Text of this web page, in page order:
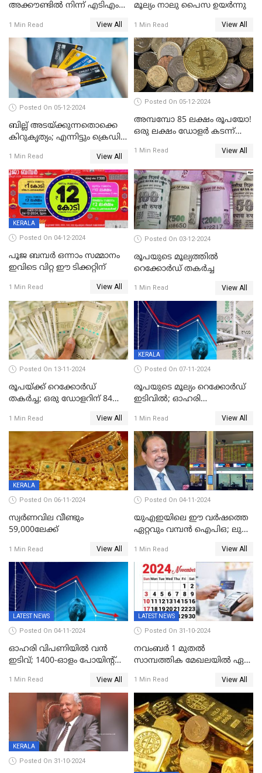
അക്കൗണ്ടിൽ നിന്ന് എടിഎം
1 Min Read View All
മൂല്യം നാലു പൈസ ഉയര്‍ന്നു
1 Min Read View All
Posted On 05-12-2024
ബില്ല് അടയ്ക്കുന്നതൊക്കെ
കിറുകൃത്യം; എന്നിട്ടും ക്രെഡിറ്റ്
കൂടുന്നില്ലേ? കാരണം ഇതാണ്
1 Min Read View All
Posted On 05-12-2024
അമ്പമ്പോ 85 ലക്ഷം രൂപയോ!
ഒരു ലക്ഷം ഡോളർ കടന്ന്
1 Min Read View All
KERALA
Posted On 04-12-2024
പൂജ ബമ്പർ ഒന്നാം സമ്മാനം
ഇവിടെ വിറ്റ ഈ ടിക്കറ്റിന്
1 Min Read View All
Posted On 03-12-2024
രൂപയുടെ മൂല്യത്തില്‍
റെക്കോര്‍ഡ് തകര്‍ച്ച
1 Min Read View All
Posted On 13-11-2024
രൂപയ്ക്ക് റെക്കോർഡ്
തകര്‍ച്ച; ഒരു ഡോളറിന് 84
വിനിമയ മൂല്യം
1 Min Read View All
KERALA
Posted On 07-11-2024
രൂപയുടെ മൂല്യം റെക്കോർഡ്
ഇടിവിൽ; ഓഹരി
സെന്‍സെക്‌സ് 80,000ല്‍
താഴെ
1 Min Read View All
KERALA
Posted On 06-11-2024
സ്വര്‍ണവില വീണ്ടും
59,000ലേക്ക്
1 Min Read View All
Posted On 04-11-2024
യുഎഇയിലെ ഈ വർഷത്തെ
ഏറ്റവും വമ്പൻ ഐപിഒ; ലുലു
സമാപനം,വൻ ഡിമാൻഡ്;
വിൽപന 30
ശതമാനത്തിലേക്ക് ഉയർത്തി
1 Min Read View All
LATEST NEWS
Posted On 04-11-2024
ഓഹരി വിപണിയിൽ വൻ
ഇടിവ്; 1400-ഓളം പോയിൻ്റ്
സെൻസെക്സ്;രൂപയുടെ
മൂല്യം വീണ്ടും റെക്കോര്‍ഡ്
താഴ്ചയില്‍
1 Min Read View All
LATEST NEWS
Posted On 31-10-2024
നവംബർ 1 മുതൽ
സാമ്പത്തിക മേഖലയിൽ ഏഴ്
ടിക്കറ്റ് ബുക്കിംഗ് മുതൽ
എൽപിജി വരെ...
1 Min Read View All
KERALA
Posted On 31-10-2024